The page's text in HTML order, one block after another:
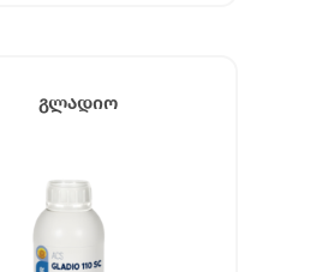
გლადიო